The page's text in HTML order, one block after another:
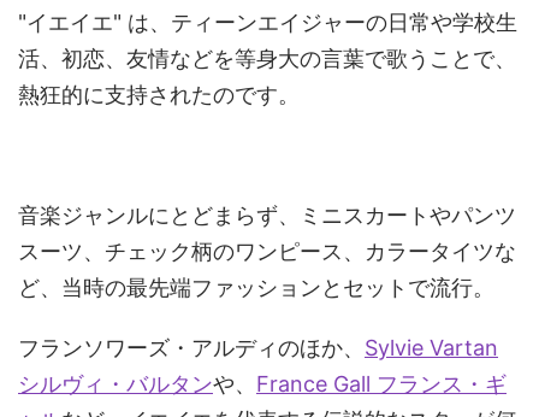
"イエイエ" は、ティーンエイジャーの日常や学校生
活、初恋、友情などを等身大の言葉で歌うことで、
熱狂的に支持されたのです。
音楽ジャンルにとどまらず、ミニスカートやパンツ
スーツ、チェック柄のワンピース、カラータイツな
ど、当時の最先端ファッションとセットで流行。
フランソワーズ・アルディのほか、 Sylvie Vartan
シルヴィ・バルタンや、 France Gall フランス・ギ